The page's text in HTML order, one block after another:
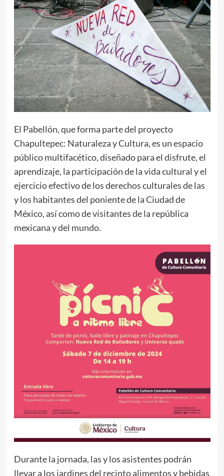
El Pabellón, que forma parte del proyecto
Chapultepec: Naturaleza y Cultura, es un espacio
público multifacético, diseñado para el disfrute, el
aprendizaje, la participación de la vida cultural y el
ejercicio efectivo de los derechos culturales de las
y los habitantes del poniente de la Ciudad de
México, así como de visitantes de la república
mexicana y del mundo.
Durante la jornada, las y los asistentes podrán
llevar a los jardines del recinto alimentos y bebidas